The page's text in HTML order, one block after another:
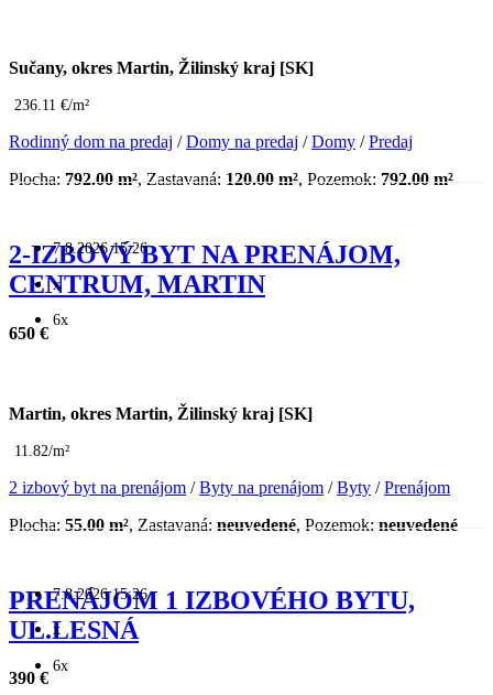
Sučany, okres Martin, Žilinský kraj [SK]
236.11 €/m²
Rodinný dom na predaj /Domy na predaj /Domy /Predaj
Plocha: 792.00 m², Zastavaná: 120.00 m², Pozemok: 792.00 m²
7.8.2026 15:26
x
6x
2-IZBOVÝ BYT NA PRENÁJOM,
CENTRUM, MARTIN
650 €
Martin, okres Martin, Žilinský kraj [SK]
11.82/m²
2 izbový byt na prenájom /Byty na prenájom /Byty /Prenájom
Plocha: 55.00 m², Zastavaná: neuvedené, Pozemok: neuvedené
7.8.2026 15:26
x
6x
PRENÁJOM 1 IZBOVÉHO BYTU,
UL.LESNÁ
390 €